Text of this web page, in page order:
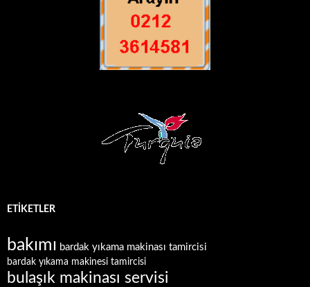
ETIKETLER
bakımı bardak yıkama makinası tamircisi
bardak yıkama makinesi tamircisi
bulaşık makinası servisi